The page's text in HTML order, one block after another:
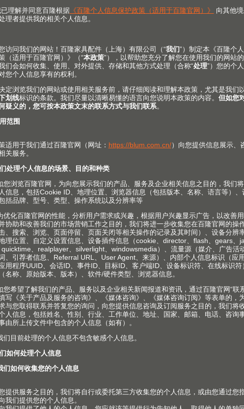
式技术使TANDEMBOX antaro 豪华金属抽方杆系列的安装变
经考验的TANDEMBOX 豪华金属抽屉系列的导轨是其基础。
工工具，使加工变得更高效。仅需简单几步即可将抽屉四周封
插板。